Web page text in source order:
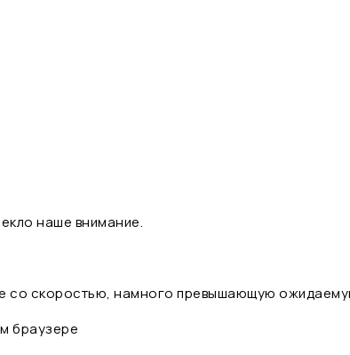
наше внимание.
со скоростью, намного превышающую
браузере